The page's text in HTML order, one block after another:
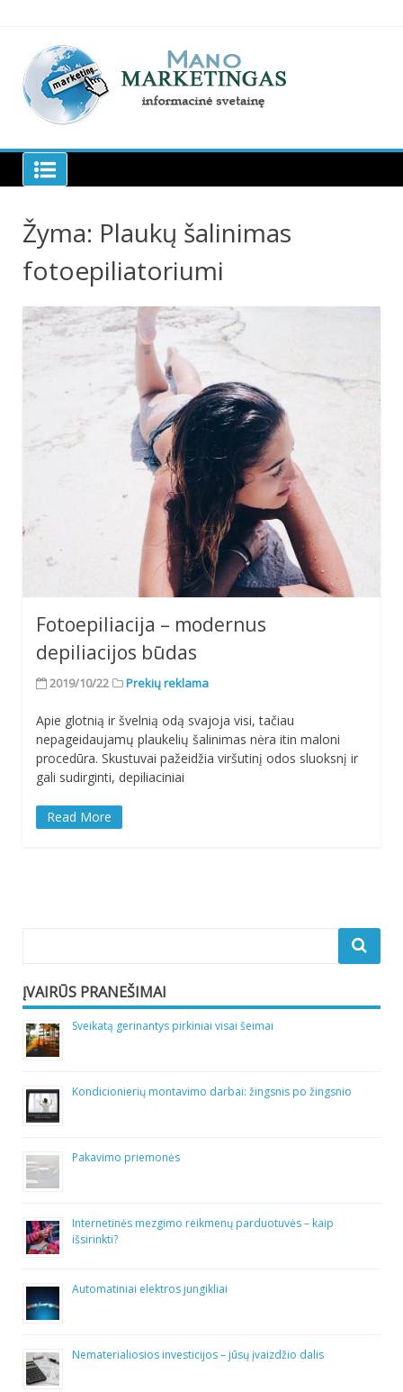
content
Manomarketingas.lt
Žyma: Plaukų šalinimas
fotoepiliatoriumi
Fotoepiliacija – modernus
depiliacijos būdas
2019/10/22 Prekių reklama
Apie glotnią ir švelnią odą svajoja visi, tačiau
nepageidaujamų plaukelių šalinimas nėra itin maloni
procedūra. Skustuvai pažeidžia viršutinį odos sluoksnį ir
gali sudirginti, depiliaciniai
Read More
ĮVAIRŪS PRANEŠIMAI
Sveikatą gerinantys pirkiniai visai šeimai
Kondicionierių montavimo darbai: žingsnis po žingsnio
Pakavimo priemonės
Internetinės mezgimo reikmenų parduotuvės – kaip
išsirinkti?
Automatiniai elektros jungikliai
Nematerialiosios investicijos – jūsų įvaizdžio dalis